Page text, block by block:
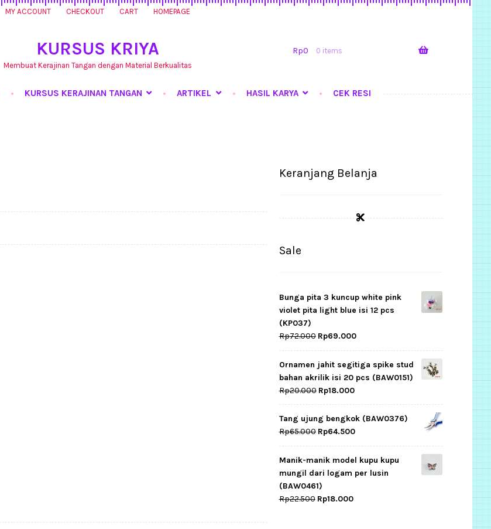
MY ACCOUNT CHECKOUT CART HOMEPAGE
Rp0 0 items
KURSUS KRIYA
Membuat Kerajinan Tangan dengan Material Berkualitas
KURSUS KERAJINAN TANGAN ARTIKEL HASIL KARYA CEK RESI
Keranjang Belanja
Sale
Bunga pita 3 kuncup white pink
violet pita light blue isi 12 pcs
(KP037)
Rp72.000 Original
price
was:
Rp72.000.
Rp69.000Current
price
is:
Rp69.000.
Ornamen jahit segitiga spike stud
bahan akrilik isi 20 pcs (BAW0151)
Rp20.000 Original
price
was:
Rp20.000.
Rp18.000Current
price
is:
Rp18.000.
Tang ujung bengkok (BAW0376)
Rp65.000 Original
price
was:
Rp65.000.
Rp64.500Current
price
is:
Rp64.500.
Manik-manik model kupu kupu
mungil dari logam per lusin
(BAW0461)
Rp22.500 Original
Rp18.000Current